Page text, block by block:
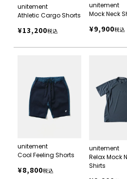
unitement
Athletic Cargo Shorts
¥13,200税込
unitement
Mock Neck
¥9,900税込
unitement
Cool Feeling Shorts
¥8,800税込
unitement
Relax Mock
Shirts